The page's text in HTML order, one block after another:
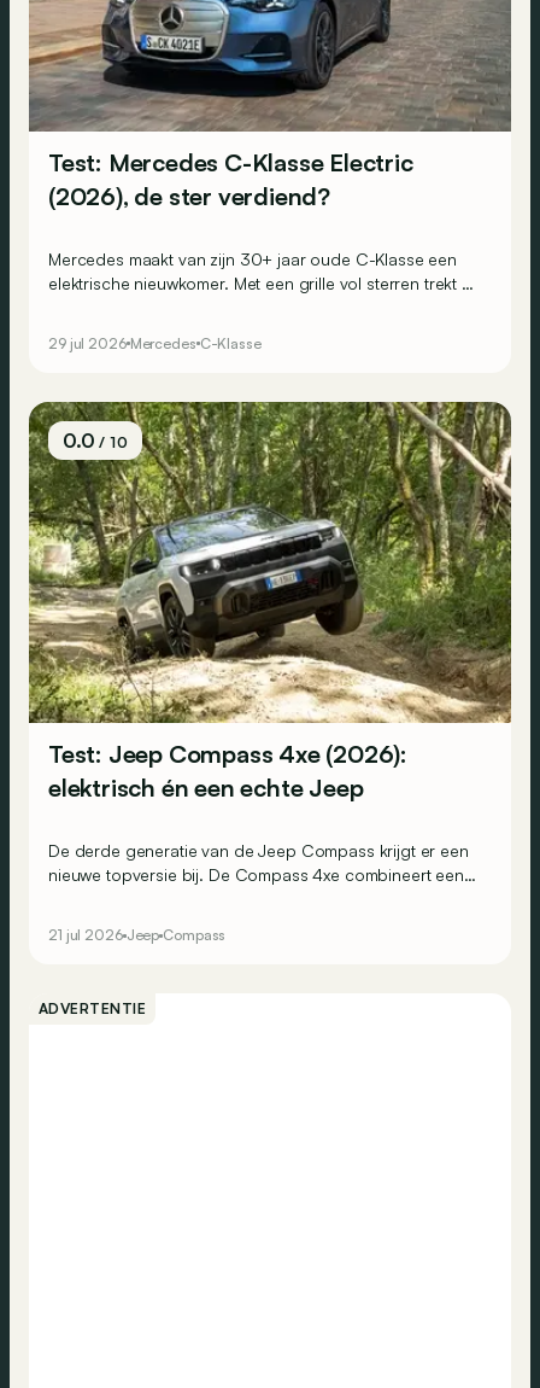
Test: Mercedes C-Klasse Electric
(2026), de ster verdiend?
Mercedes maakt van zijn 30+ jaar oude C-Klasse een
elektrische nieuwkomer. Met een grille vol sterren trekt hij
29 jul 2026 Mercedes C-Klasse
0.0/ 10
Test: Jeep Compass 4xe (2026):
elektrisch én een echte Jeep
De derde generatie van de Jeep Compass krijgt er een
nieuwe topversie bij. De Compass 4xe combineert een
Jeep die zijn naam eer aandoet?
21 jul 2026 Jeep Compass
ADVERTENTIE